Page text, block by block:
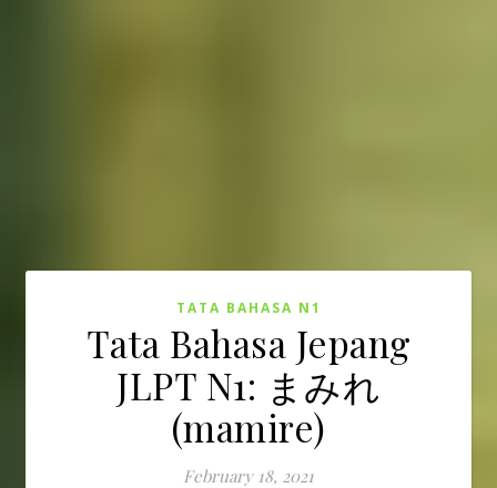
TATA BAHASA N1
Tata Bahasa Jepang
JLPT N1: まみれ
(mamire)
February 18, 2021